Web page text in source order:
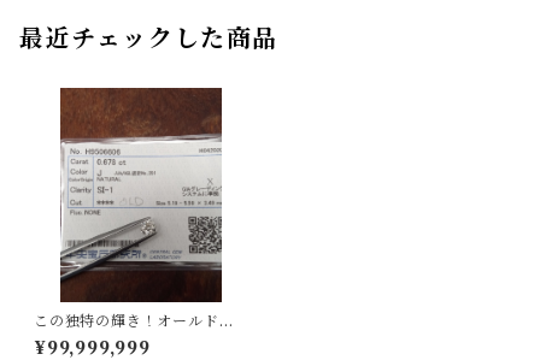
最近チェックした商品
この独特の輝き！オールドカ
ットです！ダイヤルース
¥99,999,999